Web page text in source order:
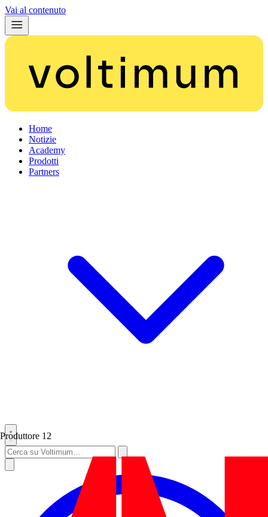
Vai al contenuto
Home
Notizie
Academy
Prodotti
Partners
Produttore 12